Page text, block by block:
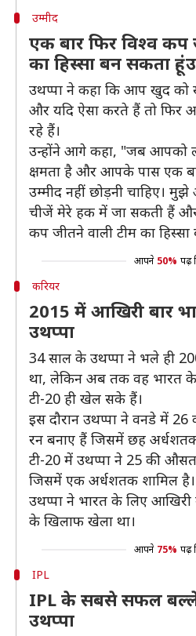
उम्मीद
एक बार फिर विश्व कप
का हिस्सा बन सकता हूं-
उथप्पा ने कहा कि आप खुद को
और यदि ऐसा करते हैं तो फिर
रहे हैं।
उन्होंने आगे कहा, "जब आपको
क्षमता है और आपके पास एक
उम्मीद नहीं छोड़नी चाहिए।
चीजें मेरे हक में जा सकती हैं
कप जीतने वाली टीम का
आपने 50% पढ़
करियर
2015 में आखिरी बार
उथप्पा
34 साल के उथप्पा ने भले ही
था, लेकिन अब तक वह भारत
टी-20 ही खेल सके हैं।
इस दौरान उथप्पा ने वनडे में
रन बनाए हैं जिसमें छह
टी-20 में उथप्पा ने 25 की
जिसमें एक अर्धशतक शामिल है।
उथप्पा ने भारत के लिए
के खिलाफ खेला था।
आपने 75% पढ़
IPL
IPL के सबसे सफल
उथप्पा